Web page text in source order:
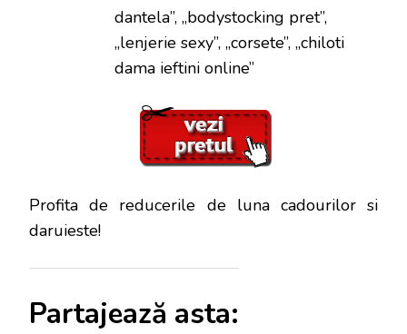
dantela”, „bodystocking pret”,
„lenjerie sexy”, „corsete”, „chiloti
dama ieftini online”
Profita de reducerile de luna cadourilor si
daruieste!
Partajează asta: